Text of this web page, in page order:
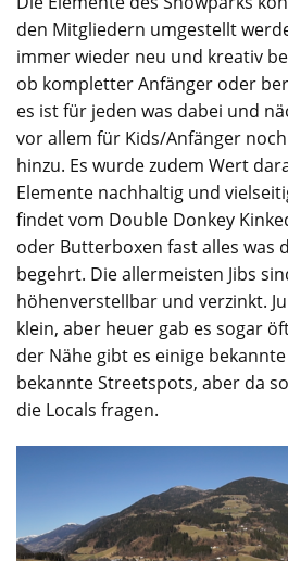
den Mitgliedern umgestellt
immer wieder neu und kreativ
ob kompletter Anfänger oder
es ist für jeden was dabei und
vor allem für Kids/Anfänger
hinzu. Es wurde zudem Wert
Elemente nachhaltig und
findet vom Double Donkey
oder Butterboxen fast alles was
begehrt. Die allermeisten Jibs
höhenverstellbar und verzinkt.
klein, aber heuer gab es sogar
der Nähe gibt es einige
bekannte Streetspots, aber da
die Locals fragen.